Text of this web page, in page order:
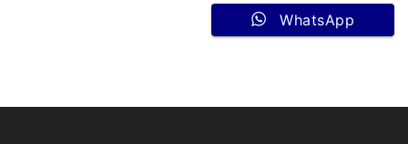
WhatsApp